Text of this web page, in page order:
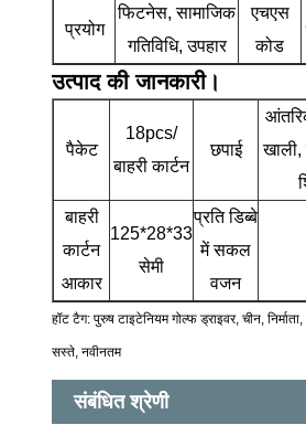
प्रयोग
फिटनेस, सामाजिक
गतिविधि, उपहार
एचएस
कोड
उत्पाद की जानकारी।
पैकेट
18pcs/
बाहरी कार्टन
छपाई
खाली,
बाहरी
कार्टन
आकार
125*28*33
सेमी
प्रति डिब्बे
में सकल
वजन
हॉट टैग: पुरुष टाइटेनियम गोल्फ ड्राइवर, चीन,
सस्ते, नवीनतम
संबंधित श्रेणी